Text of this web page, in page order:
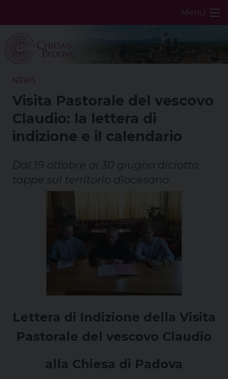
Menu
NEWS
Visita Pastorale del vescovo
Claudio: la lettera di
indizione e il calendario
Dal 19 ottobre al 30 giugno diciotto
tappe sul territorio diocesano
Lettera di Indizione della Visita
Pastorale del vescovo Claudio
alla Chiesa di Padova